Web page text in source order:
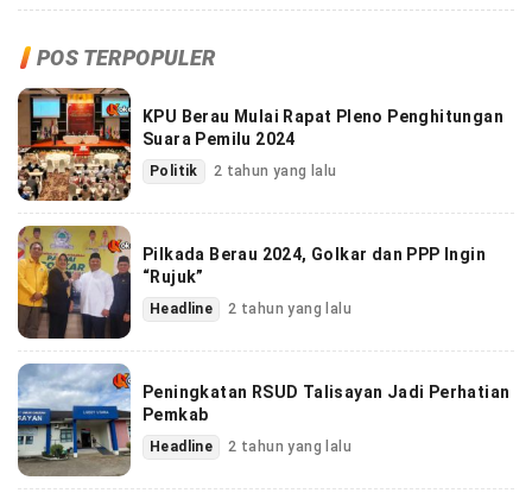
POS TERPOPULER
KPU Berau Mulai Rapat Pleno Penghitungan
Suara Pemilu 2024
Politik 2 tahun yang lalu
Pilkada Berau 2024, Golkar dan PPP Ingin
“Rujuk”
Headline 2 tahun yang lalu
Peningkatan RSUD Talisayan Jadi Perhatian
Pemkab
Headline 2 tahun yang lalu